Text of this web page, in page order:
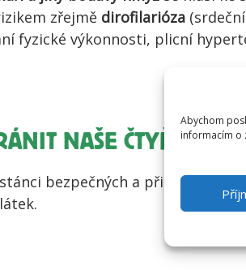
Abychom
informacím o
zřejmě dirofilarióza
fyzické výkonnosti, plicní
NAŠE ČTYŘNOHÉ
bezpečných a přirozených